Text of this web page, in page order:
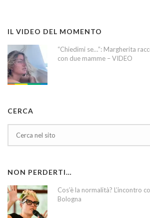
IL VIDEO DEL MOMENTO
“Chiedimi se…”: Margherita
con due mamme – VIDEO
CERCA
NON PERDERTI…
Cos’è la normalità? L’incontro
Bologna